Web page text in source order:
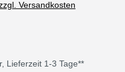
Versandkosten
von 5 von 5 Sternen
Lieferzeit 1-3 Tage**